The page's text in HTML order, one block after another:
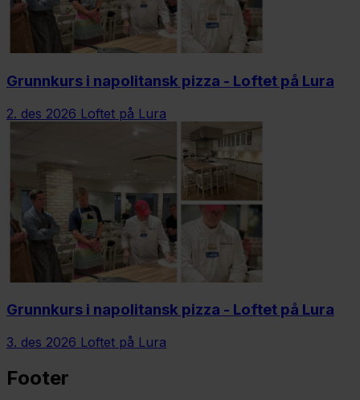
Grunnkurs i napolitansk pizza - Loftet på Lura
2. des 2026 Loftet på Lura
Grunnkurs i napolitansk pizza - Loftet på Lura
3. des 2026 Loftet på Lura
Footer